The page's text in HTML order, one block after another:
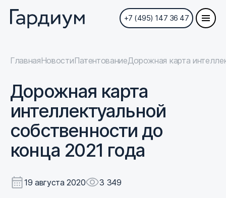
+7 (495) 147 36 47
ГлавнаяНовостиПатентованиеДорожная карта
Дорожная карта
интеллектуальной
собственности до
конца 2021 года
19 августа 2020 3 349